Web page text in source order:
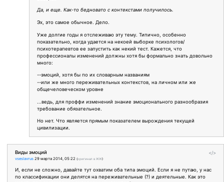
Да, и еще. Как-то бедновато с контекстами получилось.
Эх, это самое обычное. Дело.
Уже долгие годы я отслеживаю эту тему. Типично, особенно
показательно, когда удается на некоей выборке психологов/
психотерапевтов ее запустить как некий тест. Кажется, что
профессионалы изменений должны хотя бы формально знать довольно
много:
--эмоций, хотя бы по их словарным названиям
--или же много переживательных контекстов, на личном или же
общечеловеческом уровне
...ведь, для проффи изменений знание эмоционального разнообразия
требование обязательное.
Но нет. Что является прямым показателем вырождения текущей
цивилизации.
</>
Виды эмоций
vseslavrus 29 марта 2014, 05:22 (оригинал в ЖЖ)
И, если не сложно, давайте тут охватим оба типа эмоций. Если я не путаю, у нас
по классификации они делятся на переживательные (?) и деятельные. Как это